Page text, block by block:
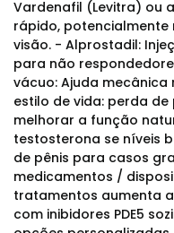
Vardenafil (Levitra) ou
rápido, potencialmente
visão. - Alprostadil:
para não
vácuo: Ajuda
estilo de vida: perda
melhorar a função
testosterona se níveis
de pênis para casos
medicamentos /
tratamentos aumenta
com inibidores PDE5